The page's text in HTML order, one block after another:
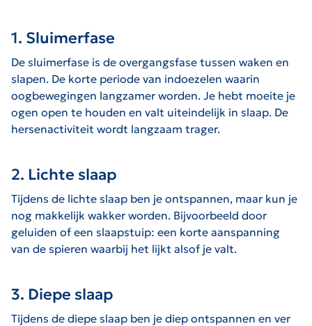
1. Sluimerfase
De sluimerfase is de overgangsfase tussen waken en
slapen. De korte periode van indoezelen waarin
oogbewegingen langzamer worden. Je hebt moeite je
ogen open te houden en valt uiteindelijk in slaap. De
hersenactiviteit wordt langzaam trager.
2. Lichte slaap
Tijdens de lichte slaap ben je ontspannen, maar kun je
nog makkelijk wakker worden. Bijvoorbeeld door
geluiden of een slaapstuip: een korte aanspanning
van de spieren waarbij het lijkt alsof je valt.
3. Diepe slaap
Tijdens de diepe slaap ben je diep ontspannen en ver